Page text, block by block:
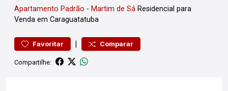
Apartamento Padrão - Martim de Sá Residencial para
Venda em Caraguatatuba
Favoritar | Comparar
Compartilhe: